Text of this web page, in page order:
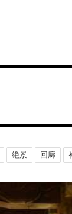
絶景 回廊